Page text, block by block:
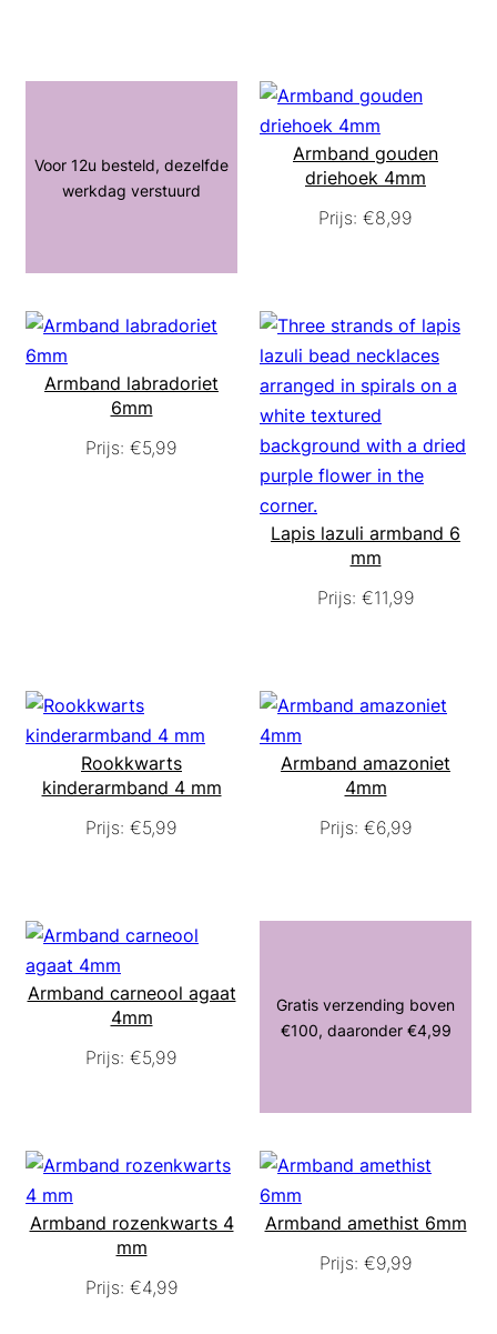
Voor 12u besteld, dezelfde
werkdag verstuurd
Armband gouden
driehoek 4mm
Prijs: €8,99
Armband labradoriet
6mm
Prijs: €5,99
Lapis lazuli armband 6
mm
Prijs: €11,99
Rookkwarts
kinderarmband 4 mm
Prijs: €5,99
Armband amazoniet
4mm
Prijs: €6,99
Armband carneool agaat
4mm
Prijs: €5,99
Gratis verzending boven
€100, daaronder €4,99
Armband rozenkwarts 4
mm
Prijs: €4,99
Armband amethist 6mm
Prijs: €9,99